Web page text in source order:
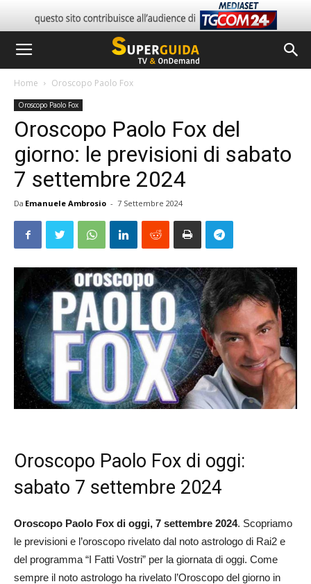
Home Oroscopo Paolo Fox
Oroscopo Paolo Fox
Oroscopo Paolo Fox del
giorno: le previsioni di sabato
7 settembre 2024
Da Emanuele Ambrosio - 7 Settembre 2024
Oroscopo Paolo Fox di oggi:
sabato 7 settembre 2024
Oroscopo Paolo Fox di oggi, 7 settembre 2024. Scopriamo
le previsioni e l’oroscopo rivelato dal noto astrologo di Rai2 e
del programma “I Fatti Vostri” per la giornata di oggi. Come
sempre il noto astrologo ha rivelato l’Oroscopo del giorno in